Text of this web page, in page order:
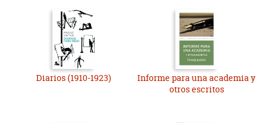
Diarios (1910-1923)
Informe para una academia y
otros escritos